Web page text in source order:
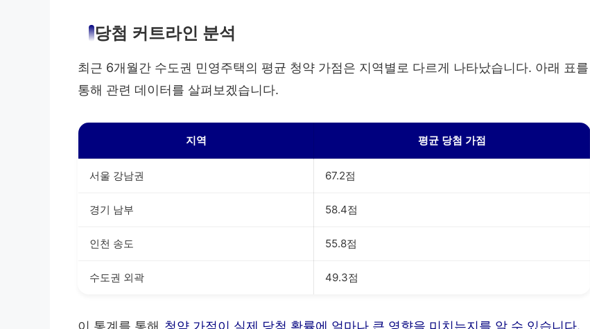
당첨 커트라인 분석
최근 6개월간 수도권 민영주택의 평균 청약 가점은 지역별로 다르게 나타났습니다. 아래 표를
통해 관련 데이터를 살펴보겠습니다.
지역 평균 당첨 가점
서울 강남권 67.2점
경기 남부 58.4점
인천 송도 55.8점
수도권 외곽 49.3점
이 통계를 통해 청약 가점이 실제 당첨 확률에 얼마나 큰 영향을 미치는지를 알 수 있습니다.